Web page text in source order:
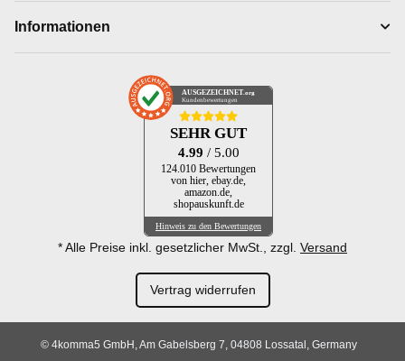
Informationen
AUSGEZEICHNET .org
Kundenbewertungen
SEHR GUT
4.99 / 5.00
124.010 Bewertungen
von hier, ebay.de,
amazon.de,
shopauskunft.de
Hinweis zu den Bewertungen
* Alle Preise inkl. gesetzlicher MwSt., zzgl. Versand
Vertrag widerrufen
© 4komma5 GmbH, Am Gabelsberg 7, 04808 Lossatal, Germany